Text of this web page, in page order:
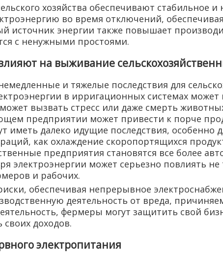
хозяйства обеспечивают стабильное
во время отключений,
источник энергии также повышает
с ненужными простоями.
на выживание
и тяжелые последствия для
в ирригационных системах может
вызвать стресс или даже смерть
предприятии может привести к порче
иметь далеко идущие последствия, особенно
как охлаждение скоропортящихся
предприятия становятся все более
электроэнергии может серьезно повлиять
и рабочих.
обеспечивая непрерывное
деятельность от вреда,
фермеры могут защитить свой
доходов.
электропитания